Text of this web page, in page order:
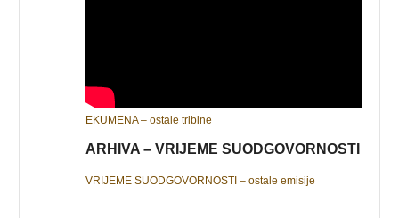
EKUMENA – ostale tribine
ARHIVA – VRIJEME SUODGOVORNOSTI
VRIJEME SUODGOVORNOSTI – ostale emisije